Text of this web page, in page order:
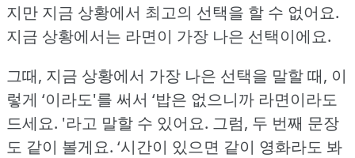
지만 지금 상황에서 최고의 선택을 할 수 없어요.
지금 상황에서는 라면이 가장 나은 선택이에요.
그때, 지금 상황에서 가장 나은 선택을 말할 때, 이
렇게 ‘이라도'를 써서 ‘밥은 없으니까 라면이라도
드세요. '라고 말할 수 있어요. 그럼, 두 번째 문장
도 같이 볼게요. ‘시간이 있으면 같이 영화라도 봐